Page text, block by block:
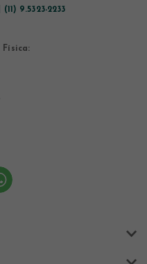
(11) 9.5323-2233